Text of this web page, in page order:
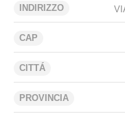
INDIRIZZO
CAP
CITTÁ
PROVINCIA